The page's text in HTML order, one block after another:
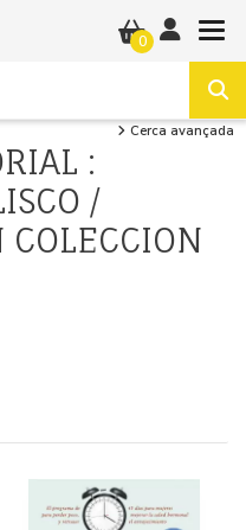
Cerca avançada
0
:
/
COLECCION